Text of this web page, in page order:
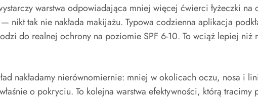
warstwa odpowiadająca mniej więcej ćwierci łyżeczki na
nikt tak nie nakłada makijażu. Typowa codzienna aplikacja
do realnej ochrony na poziomie SPF 6-10. To wciąż lepiej
nakładamy nierównomiernie: mniej w okolicach oczu, nosa i
o pokryciu. To kolejna warstwa efektywności, którą